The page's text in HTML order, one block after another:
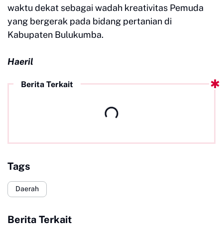
waktu dekat sebagai wadah kreativitas Pemuda
yang bergerak pada bidang pertanian di
Kabupaten Bulukumba.
Haeril
Berita Terkait
Tags
Daerah
Berita Terkait